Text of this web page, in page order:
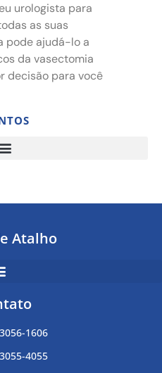
urologista para
as suas
pode ajudá-lo a
da vasectomia
decisão para você
Atalho
1606
4055